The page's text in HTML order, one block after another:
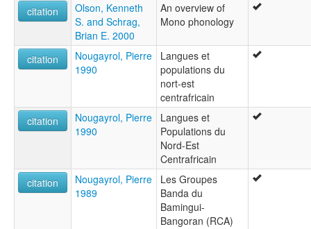
citation
Olson, Kenneth
S. and Schrag,
Brian E. 2000
An overview of
Mono phonology
citation
Nougayrol, Pierre
1990
Langues et
populations du
nort-est
centrafricain
citation
Nougayrol, Pierre
1990
Langues et
Populations du
Nord-Est
Centrafricain
citation
Nougayrol, Pierre
1989
Les Groupes
Banda du
Bamingui-
Bangoran (RCA)